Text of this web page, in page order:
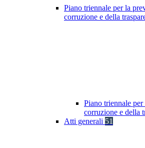
Piano triennale per la
corruzione e della
Piano triennale
corruzione e della
Atti generali 51